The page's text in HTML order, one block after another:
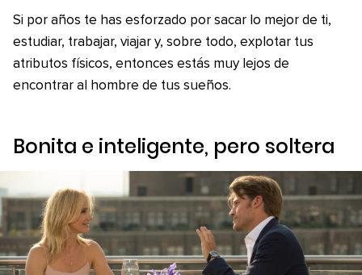
Si por años te has esforzado por sacar lo mejor de ti,
estudiar, trabajar, viajar y, sobre todo, explotar tus
atributos físicos, entonces estás muy lejos de
encontrar al hombre de tus sueños.
Bonita e inteligente, pero soltera